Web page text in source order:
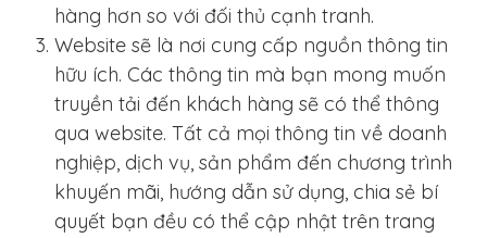
hàng hơn so với đối thủ cạnh tranh.
Website sẽ là nơi cung cấp nguồn thông tin
hữu ích. Các thông tin mà bạn mong muốn
truyền tải đến khách hàng sẽ có thể thông
qua website. Tất cả mọi thông tin về doanh
nghiệp, dịch vụ, sản phẩm đến chương trình
khuyến mãi, hướng dẫn sử dụng, chia sẻ bí
quyết bạn đều có thể cập nhật trên trang